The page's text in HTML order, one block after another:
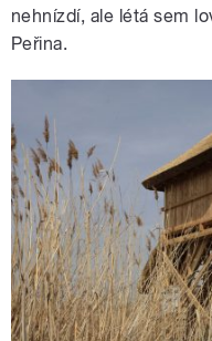
nehnízdí, ale létá sem
Peřina.